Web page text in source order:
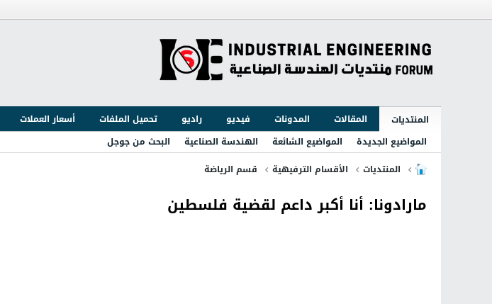
المنتديات المقالات المدونات فيديو راديو تحميل الملفات أسعار العملات
المواضيع الجديدة
المواضيع الشائعة الهندسة الصناعية
البحث من جوجل
المنتديات
الأقسام الترفيهية قسم الرياضة
مارادونا: أنا أكبر داعم لقضية فلسطين